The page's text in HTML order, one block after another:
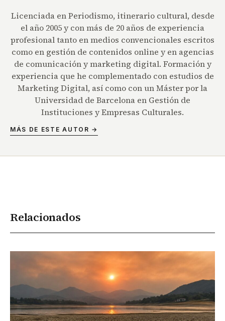
Licenciada en Periodismo, itinerario cultural, desde
el año 2005 y con más de 20 años de experiencia
profesional tanto en medios convencionales escritos
como en gestión de contenidos online y en agencias
de comunicación y marketing digital. Formación y
experiencia que he complementado con estudios de
Marketing Digital, así como con un Máster por la
Universidad de Barcelona en Gestión de
Instituciones y Empresas Culturales.
MÁS DE ESTE AUTOR →
Relacionados